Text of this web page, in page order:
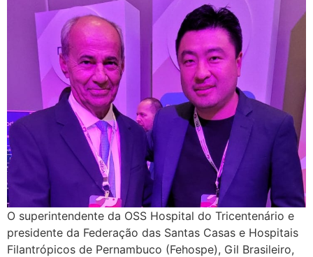
O superintendente da OSS Hospital do Tricentenário e
presidente da Federação das Santas Casas e Hospitais
Filantrópicos de Pernambuco (Fehospe), Gil Brasileiro,